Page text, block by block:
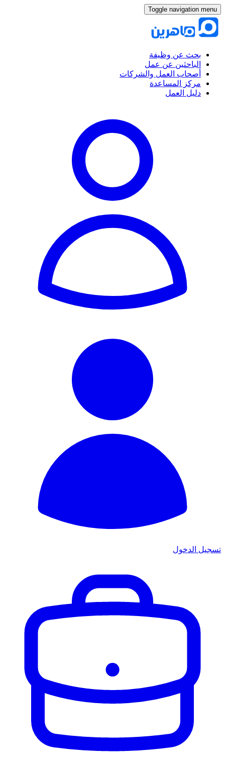
Toggle navigation menu
بحث عن وظيفة
الباحثين عن عمل
أصحاب العمل والشركات
مركز المساعدة
دليل العمل
تسجيل الدخول